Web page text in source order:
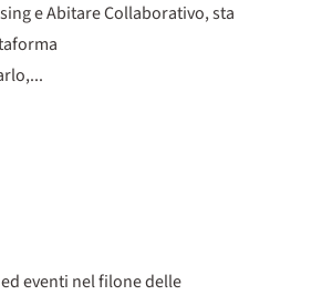
e Abitare Collaborativo, sta
eventi nel filone delle